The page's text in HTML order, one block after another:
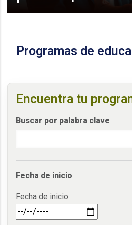
Programas de
Encuentra tu
Buscar por palabra clave
Fecha de inicio